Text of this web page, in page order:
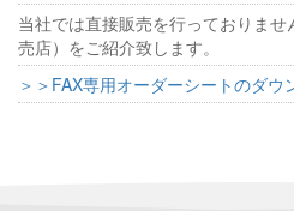
当社では直接販売を行っておりま
売店）をご紹介致します。
＞＞FAX専用オーダーシートのダウ